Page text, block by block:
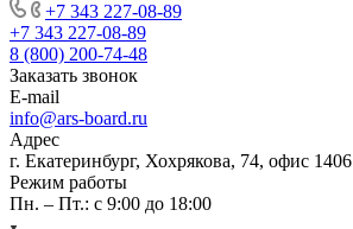
+7 343 227-08-89
+7 343 227-08-89
8 (800) 200-74-48
Заказать звонок
E-mail
info@ars-board.ru
Адрес
г. Екатеринбург, Хохрякова, 74, офис 1406
Режим работы
Пн. – Пт.: с 9:00 до 18:00